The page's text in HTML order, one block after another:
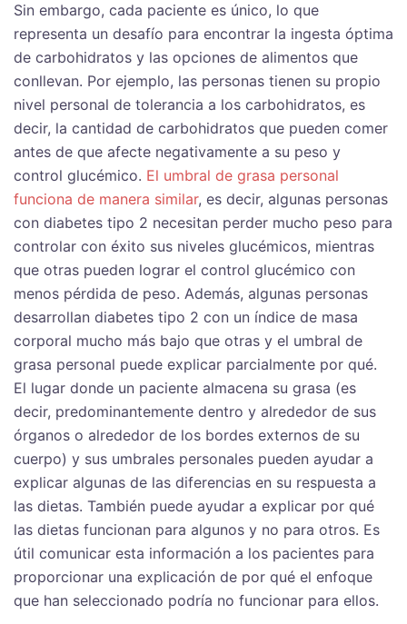
Sin embargo, cada paciente es único, lo que
representa un desafío para encontrar la ingesta óptima
de carbohidratos y las opciones de alimentos que
conllevan. Por ejemplo, las personas tienen su propio
nivel personal de tolerancia a los carbohidratos, es
decir, la cantidad de carbohidratos que pueden comer
antes de que afecte negativamente a su peso y
control glucémico. El umbral de grasa personal
funciona de manera similar, es decir, algunas personas
con diabetes tipo 2 necesitan perder mucho peso para
controlar con éxito sus niveles glucémicos, mientras
que otras pueden lograr el control glucémico con
menos pérdida de peso. Además, algunas personas
desarrollan diabetes tipo 2 con un índice de masa
corporal mucho más bajo que otras y el umbral de
grasa personal puede explicar parcialmente por qué.
El lugar donde un paciente almacena su grasa (es
decir, predominantemente dentro y alrededor de sus
órganos o alrededor de los bordes externos de su
cuerpo) y sus umbrales personales pueden ayudar a
explicar algunas de las diferencias en su respuesta a
las dietas. También puede ayudar a explicar por qué
las dietas funcionan para algunos y no para otros. Es
útil comunicar esta información a los pacientes para
proporcionar una explicación de por qué el enfoque
que han seleccionado podría no funcionar para ellos.